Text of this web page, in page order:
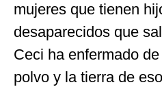
mujeres que tienen
desaparecidos que
Ceci ha enfermado
polvo y la tierra de